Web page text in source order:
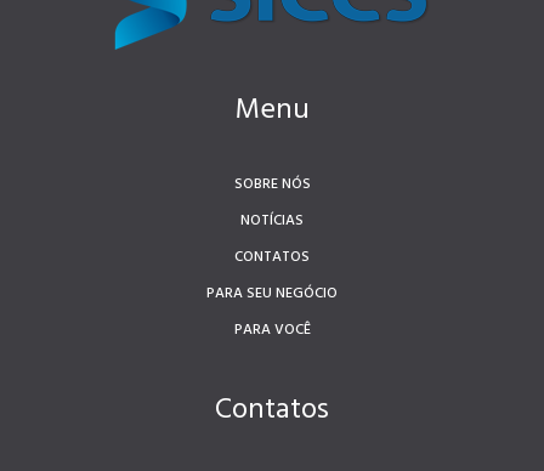
Menu
SOBRE NÓS
NOTÍCIAS
CONTATOS
PARA SEU NEGÓCIO
PARA VOCÊ
Contatos